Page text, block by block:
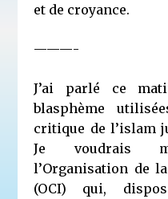
et de croyance.
———-
J’ai parlé ce
blasphème
critique de l’islam
Je voudrais
l’Organisation de
(OCI) qui,